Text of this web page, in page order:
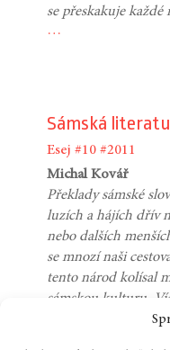
se přeskakuje každé
…
Sámská
Esej #10 #2011
Michal Kovář
Překlady sámské
luzích a hájích dřív
nebo dalších
se mnozí naši
tento národ kolísal
sámskou kulturu.
textu, jenž přináší